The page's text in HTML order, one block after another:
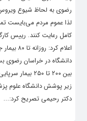
رضوی به لحاظ شیوع ویروس
لذا عموم مردم می‌بایست
کامل رعایت کنند. رییس
دانشگاه در خراسان رضوی
بین ۲۰۰ تا ۲۵۰
زیر پوشش دانشگاه علوم
دکتر رحیمی تصریح کرد:...